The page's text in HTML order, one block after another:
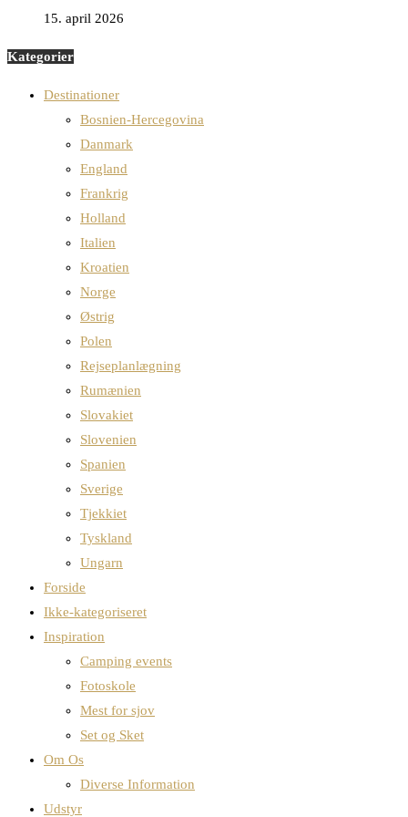
15. april 2026
Kategorier
Destinationer
Bosnien-Hercegovina
Danmark
England
Frankrig
Holland
Italien
Kroatien
Norge
Østrig
Polen
Rejseplanlægning
Rumænien
Slovakiet
Slovenien
Spanien
Sverige
Tjekkiet
Tyskland
Ungarn
Forside
Ikke-kategoriseret
Inspiration
Camping events
Fotoskole
Mest for sjov
Set og Sket
Om Os
Diverse Information
Udstyr